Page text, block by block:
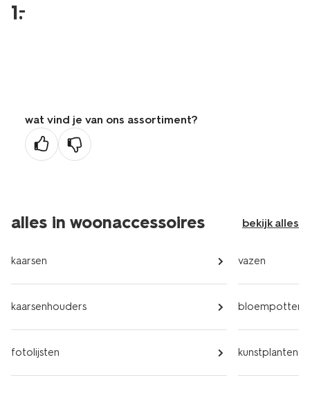
1.
–
wat vind je van ons assortiment?
alles in woonaccessoires bekijk alles
kaarsen
kaarsenhouders
fotolijsten
vazen
bloempotten
kunstplanten